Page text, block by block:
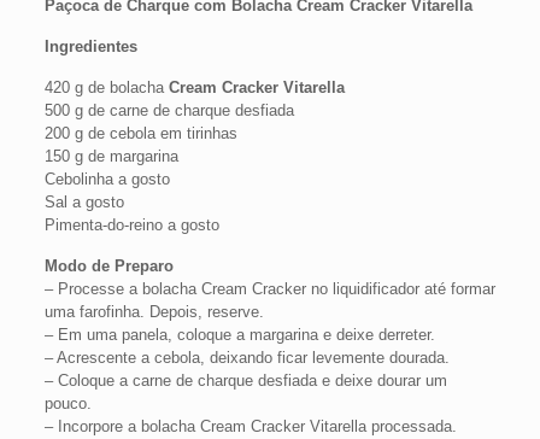
Paçoca de Charque com Bolacha Cream Cracker Vitarella
Ingredientes
420 g de bolacha Cream Cracker Vitarella
500 g de carne de charque desfiada
200 g de cebola em tirinhas
150 g de margarina
Cebolinha a gosto
Sal a gosto
Pimenta-do-reino a gosto
Modo de Preparo
– Processe a bolacha Cream Cracker no liquidificador até formar
uma farofinha. Depois, reserve.
– Em uma panela, coloque a margarina e deixe derreter.
– Acrescente a cebola, deixando ficar levemente dourada.
– Coloque a carne de charque desfiada e deixe dourar um
pouco.
– Incorpore a bolacha Cream Cracker Vitarella processada.